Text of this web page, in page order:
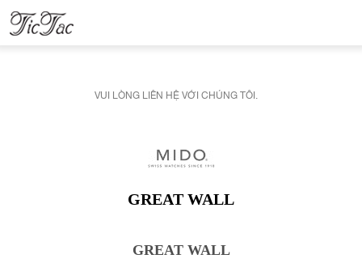
VUI LÒNG LIÊN HỆ VỚI CHÚNG TÔI.
GREAT WALL
GREAT WALL